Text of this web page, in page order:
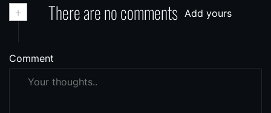
+ There are no comments Add yours
Comment